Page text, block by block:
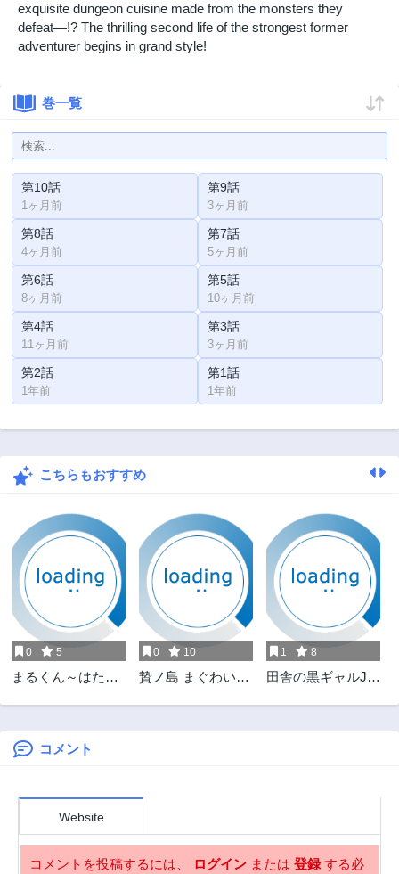
exquisite dungeon cuisine made from the monsters they
defeat—!? The thrilling second life of the strongest former
adventurer begins in grand style!
巻一覧
第10話
1ヶ月前
第9話
3ヶ月前
第8話
4ヶ月前
第7話
5ヶ月前
第6話
8ヶ月前
第5話
10ヶ月前
第4話
11ヶ月前
第3話
3ヶ月前
第2話
1年前
第1話
1年前
こちらもおすすめ
0 5
まるくん～はたら
0 10
贄ノ島 まぐわい儀
1 8
田舎の黒ギャルJK
コメント
Website
コメントを投稿するには、 ログイン または 登録する必